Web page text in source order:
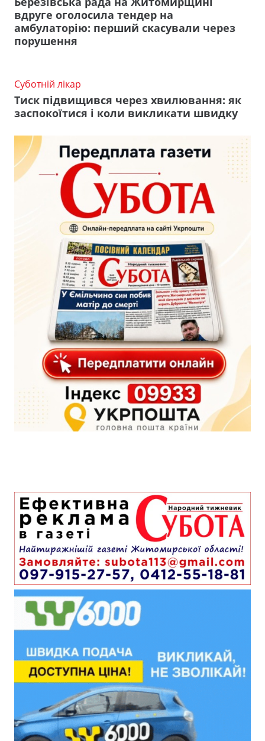
вдруге оголосила тендер на
амбулаторію: перший скасували через
порушення
Суботній лікар
Тиск підвищився через хвилювання: як
заспокоїтися і коли викликати швидку